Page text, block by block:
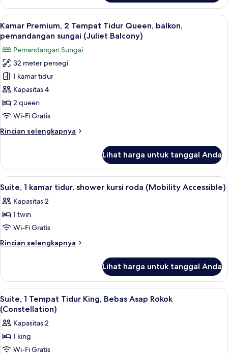
(Juliet
Balcony)
Kamar
Premium,
1
Tempat
Tidur
King,
balkon,
pemandangan
sungai
(Juliet
Lihat
semua
foto
untuk
Kamar
Premium,
2
Tempat
Tidur
balkon,
(Juliet
Balcony)
Kamar Premium, 2 Tempat Tidur
3
Kamar Premium, 2 Tempat Tidur Queen, balkon,
pemandangan sungai (Juliet Balcony)
Pemandangan Sungai
32 meter persegi
1 kamar tidur
Kapasitas 4
2 queen
Wi-Fi Gratis
Rincian selengkapnya
Rincian
Kamar
Premium,
2
Tidur
Queen,
pemandangan
sungai
(Juliet
Lihat harga untuk tanggal Anda
Lihat
semua
foto
untuk
Suite,
1
shower
kursi
roda
(Mobility
Accessible)
Suite, 1 kamar tidur, shower kursi
2
Suite, 1 kamar tidur, shower kursi roda (Mobility Accessible)
Kapasitas 2
1 twin
Wi-Fi Gratis
Rincian selengkapnya
Rincian
Suite,
kamar
tidur,
shower
kursi
roda
(Mobility
Accessible)
Lihat harga untuk tanggal Anda
Lihat
semua
foto
untuk
Suite,
1
Televisi layar datar 50-inci dengan
10
Suite, 1 Tempat Tidur King, Bebas Asap Rokok
(Constellation)
Kapasitas 2
1 king
Wi-Fi Gratis